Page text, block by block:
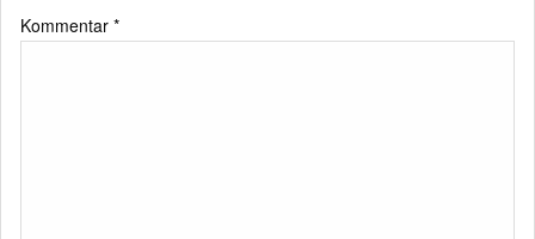
Kommentar *